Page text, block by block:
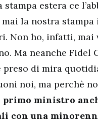
stampa estera ce
mai la nostra
Non ho, infatti,
Ma neanche Fidel
preso di mira
noi, ma perchè
ministro
con una